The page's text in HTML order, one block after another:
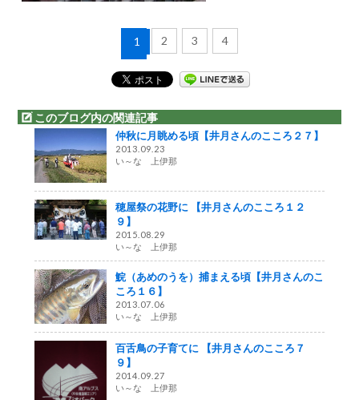
1 2 3 4
このブログ内の関連記事
仲秋に月眺める頃【井月さんのこころ２７】
2013.09.23
い～な 上伊那
穂屋祭の花野に 【井月さんのこころ１２
９】
2015.08.29
い～な 上伊那
鯇（あめのうを）捕まえる頃【井月さんのこ
ころ１６】
2013.07.06
い～な 上伊那
百舌鳥の子育てに 【井月さんのこころ７
９】
2014.09.27
い～な 上伊那